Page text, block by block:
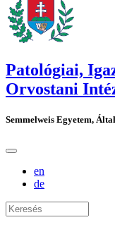
Patológiai,
Orvostani
Semmelweis Egyetem,
en
de